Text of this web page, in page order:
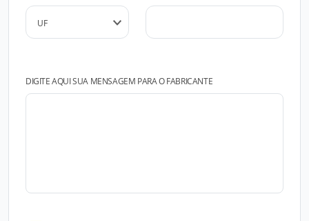
DIGITE AQUI SUA MENSAGEM PARA O FABRICANTE